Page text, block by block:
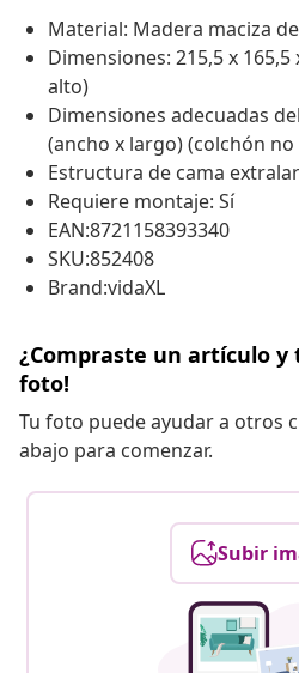
Material: Madera maciza
Dimensiones: 215,5 x
alto)
Dimensiones adecuadas
(ancho x largo) (colchón
Estructura de cama
Requiere montaje: Sí
EAN:8721158393340
SKU:852408
Brand:vidaXL
¿Compraste un artículo y
foto!
Tu foto puede ayudar a otros
abajo para comenzar.
Subir